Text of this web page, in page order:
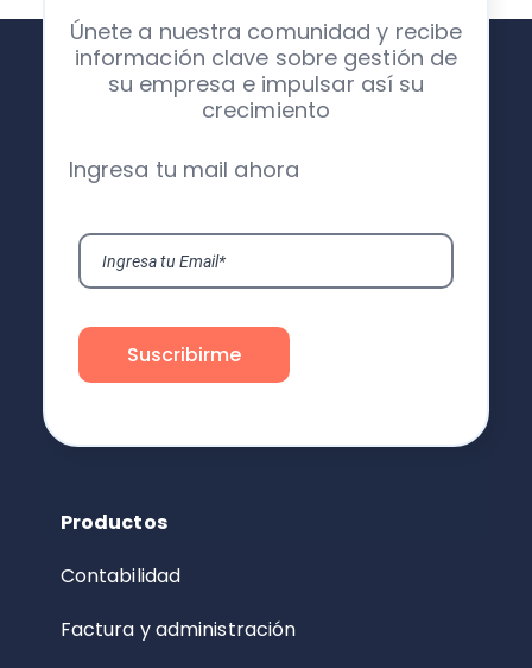
Únete a nuestra comunidad y recibe
información clave sobre gestión de
su empresa e impulsar así su
crecimiento
Ingresa tu mail ahora
Productos
Contabilidad
Factura y administración